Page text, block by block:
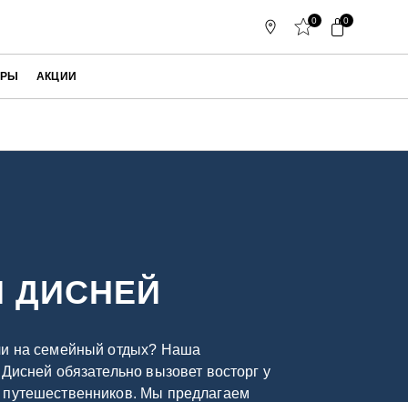
0 0
АКЦИИ
ДИСНЕЙ
на семейный отдых? Наша
обязательно вызовет восторг у
Мы предлагаем